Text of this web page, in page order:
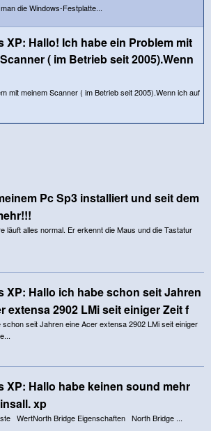
die Windows-Festplatte...
XP: Hallo! Ich habe ein Problem mit
( im Betrieb seit 2005).Wenn
mit meinem Scanner ( im Betrieb seit 2005).Wenn ich auf
Pc Sp3 installiert und seit dem
läuft alles normal. Er erkennt die Maus und die Tastatur
XP: Hallo ich habe schon seit Jahren
extensa 2902 LMi seit einiger Zeit f
schon seit Jahren eine Acer extensa 2902 LMi seit einiger
XP: Hallo habe keinen sound mehr
xp
WertNorth Bridge Eigenschaften North Bridge ...